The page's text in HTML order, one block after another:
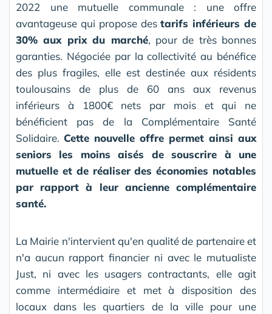
2022 une mutuelle communale : une offre
avantageuse qui propose destarifs inférieurs de
30% aux prix du marché, pour de très bonnes
garanties. Négociée par la collectivité au bénéfice
des plus fragiles, elle est destinée aux résidents
toulousains de plus de 60 ans aux revenus
inférieurs à 1800€ nets par mois et qui ne
bénéficient pas de la Complémentaire Santé
Solidaire. Cette nouvelle offre permet ainsi aux
seniors les moins aisés de souscrire à une
mutuelle et de réaliser des économies notables
par rapport à leur ancienne complémentaire
santé.
La Mairie n'intervient qu'en qualité de partenaire et
n'a aucun rapport financier ni avec le mutualiste
Just, ni avec les usagers contractants, elle agit
comme intermédiaire et met à disposition des
locaux dans les quartiers de la ville pour une